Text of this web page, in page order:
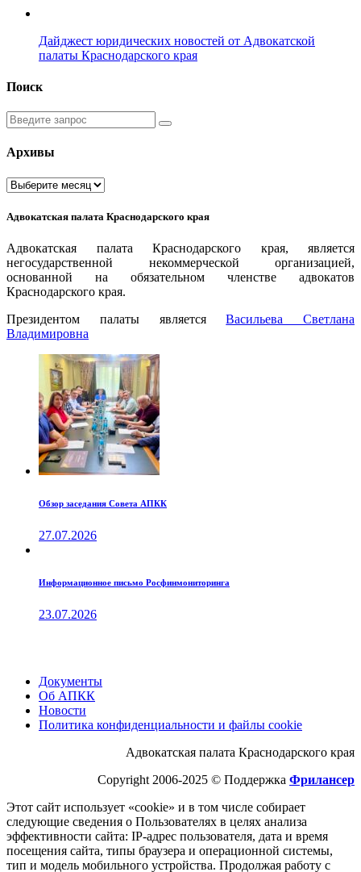
Дайджест юридических новостей от Адвокатской
палаты Краснодарского края
Поиск
Введите
запрос
Архивы
Архивы
Адвокатская палата Краснодарского края
Адвокатская палата Краснодарского края, является
негосударственной некоммерческой организацией,
основанной на обязательном членстве адвокатов
Краснодарского края.
Президентом палаты являетсяВаcильева Светлана
Владимировна
Обзор заседания Совета АПКК
27.07.2026
Информационное письмо Росфинмониторинга
23.07.2026
Документы
Об АПКК
Новости
Политика конфиденциальности и файлы cookie
Адвокатская палата Краснодарского края
Copyright 2006-2025 © Поддержка Фрилансер
Этот cайт использует «cookie» и в том числе собирает
следующие сведения о Пользователях в целях анализа
эффективности cайта: IP-адрес пользователя, дата и время
посещения cайта, типы браузера и операционной системы,
тип и модель мобильного устройства. Продолжая работу с